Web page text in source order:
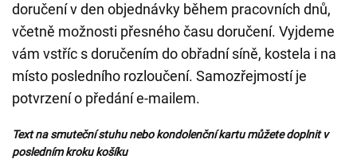
doručení v den objednávky během pracovních dnů,
včetně možnosti přesného času doručení. Vyjdeme
vám vstříc s doručením do obřadní síně, kostela i na
místo posledního rozloučení. Samozřejmostí je
potvrzení o předání e-mailem.
Text na smuteční stuhu nebo kondolenční kartu můžete doplnit v
posledním kroku košíku